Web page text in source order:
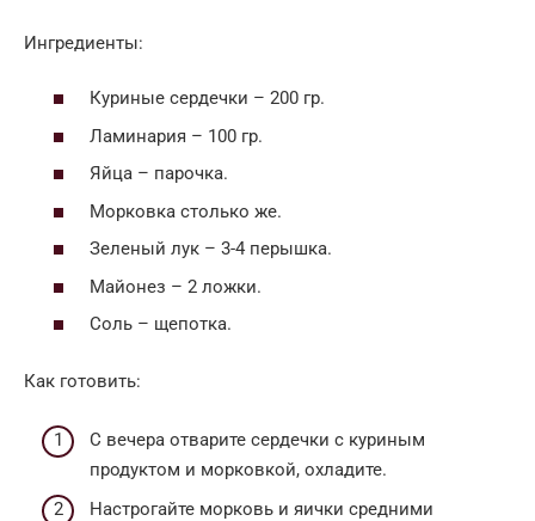
Ингредиенты:
Куриные сердечки – 200 гр.
Ламинария – 100 гр.
Яйца – парочка.
Морковка столько же.
Зеленый лук – 3-4 перышка.
Майонез – 2 ложки.
Соль – щепотка.
Как готовить:
С вечера отварите сердечки с куриным
продуктом и морковкой, охладите.
Настрогайте морковь и яички средними